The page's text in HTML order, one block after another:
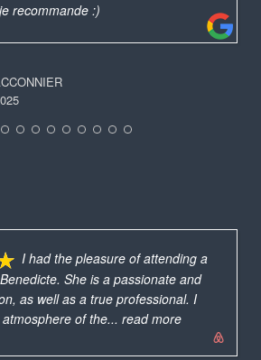
recommande :)
I had the pleasure of attending a
She is a passionate and
as well as a true professional. I
of the... read more